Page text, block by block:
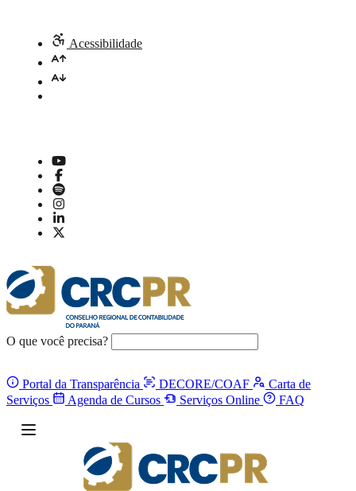
Acessibilidade
O que você precisa?
Portal da Transparência DECORE/COAF
Carta de
Serviços
Agenda de Cursos Serviços Online FAQ